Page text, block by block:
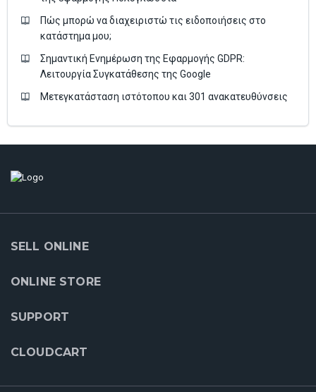
Πώς μπορώ να διαχειριστώ τις ειδοποιήσεις στο
κατάστημα μου;
Σημαντική Ενημέρωση της Εφαρμογής GDPR:
Λειτουργία Συγκατάθεσης της Google
Μετεγκατάσταση ιστότοπου και 301 ανακατευθύνσεις
SELL ONLINE
ONLINE STORE
SUPPORT
CLOUDCART